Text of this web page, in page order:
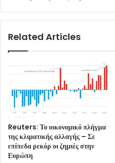
Related Articles
Reuters: Το οικονομικό πλήγμα
της κλιματικής αλλαγής – Σε
επίπεδα ρεκόρ οι ζημιές στην
Ευρώπη